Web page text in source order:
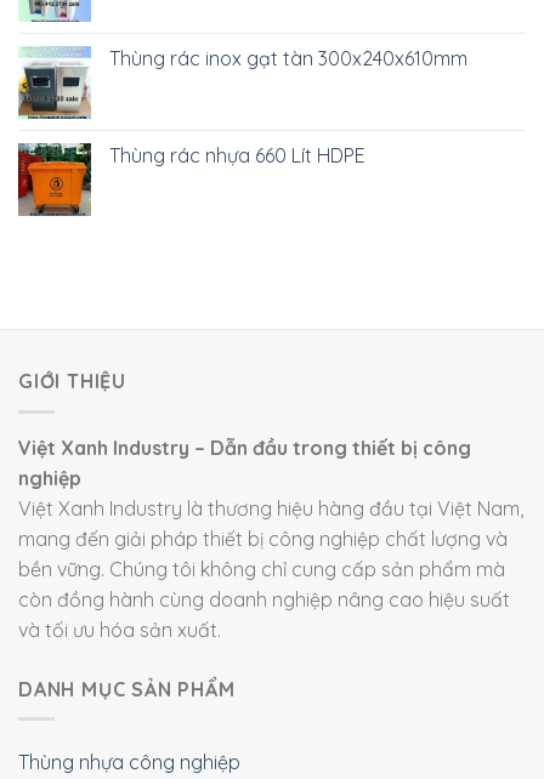
Thùng rác inox gạt tàn 300x240x610mm
Thùng rác nhựa 660 Lít HDPE
GIỚI THIỆU
Việt Xanh Industry – Dẫn đầu trong thiết bị công
nghiệp
Việt Xanh Industry là thương hiệu hàng đầu tại Việt Nam,
mang đến giải pháp thiết bị công nghiệp chất lượng và
bền vững. Chúng tôi không chỉ cung cấp sản phẩm mà
còn đồng hành cùng doanh nghiệp nâng cao hiệu suất
và tối ưu hóa sản xuất.
DANH MỤC SẢN PHẨM
Thùng nhựa công nghiệp